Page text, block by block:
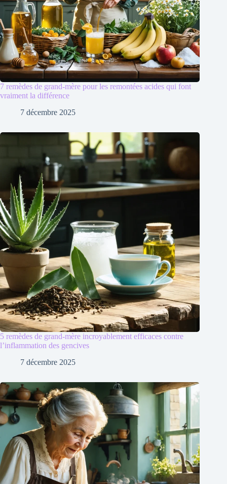
7 remèdes de grand-mère pour les remontées acides qui font
vraiment la différence
7 décembre 2025
5 remèdes de grand-mère incroyablement efficaces contre
l’inflammation des gencives
7 décembre 2025